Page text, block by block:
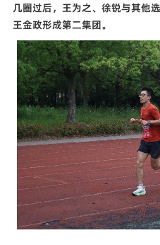
几圈过后，王为之、徐锐与其他
王金政形成第二集团。